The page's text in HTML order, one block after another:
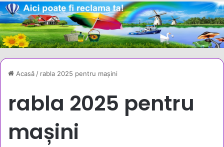
Acasă/ rabla 2025 pentru mașini
rabla 2025 pentru
mașini